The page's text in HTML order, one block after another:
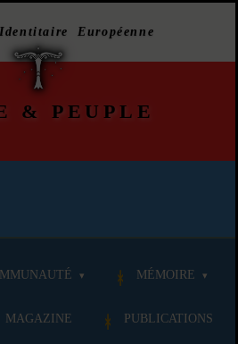
Européenne
& PEUPLE
MÉMOIRE
MAGAZINE PUBLICATIONS